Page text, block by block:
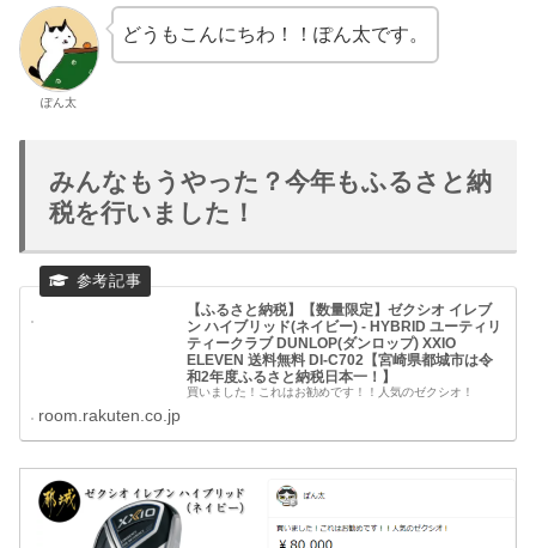
ぽん太
どうもこんにちわ！！ぽん太です。
みんなもうやった？今年もふるさと納
税を行いました！
【ふるさと納税】【数量限定】ゼクシオ イレブ
ン ハイブリッド(ネイビー) - HYBRID ユーティリ
ティークラブ DUNLOP(ダンロップ) XXIO
ELEVEN 送料無料 DI-C702【宮崎県都城市は令
和2年度ふるさと納税日本一！】
買いました！これはお勧めです！！人気のゼクシオ！
room.rakuten.co.jp